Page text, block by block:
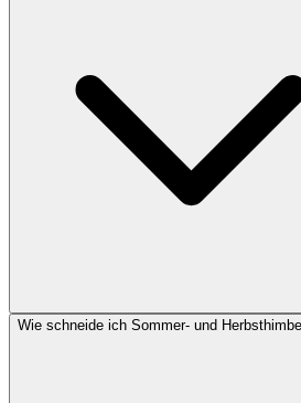
Wie schneide ich Sommer- und